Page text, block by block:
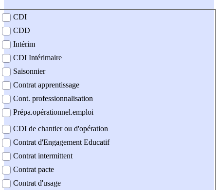
contrat
CDI
CDD
Intérim
CDI Intérimaire
Saisonnier
Contrat apprentissage
Cont. professionnalisation
Prépa.opérationnel.emploi
CDI de chantier ou d'opération
Contrat d'Engagement Educatif
Contrat intermittent
Contrat pacte
Contrat d'usage